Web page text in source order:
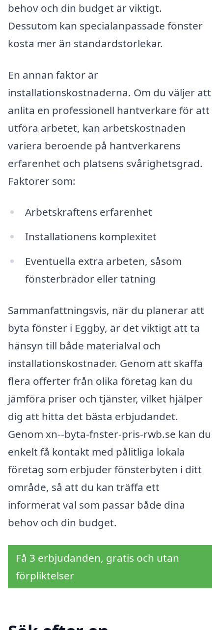
behov och din budget är viktigt.
Dessutom kan specialanpassade fönster
kosta mer än standardstorlekar.
En annan faktor är
installationskostnaderna. Om du väljer att
anlita en professionell hantverkare för att
utföra arbetet, kan arbetskostnaden
variera beroende på hantverkarens
erfarenhet och platsens svårighetsgrad.
Faktorer som:
Arbetskraftens erfarenhet
Installationens komplexitet
Eventuella extra arbeten, såsom
fönsterbrädor eller tätning
Sammanfattningsvis, när du planerar att
byta fönster i Eggby, är det viktigt att ta
hänsyn till både materialval och
installationskostnader. Genom att skaffa
flera offerter från olika företag kan du
jämföra priser och tjänster, vilket hjälper
dig att hitta det bästa erbjudandet.
Genom xn--byta-fnster-pris-rwb.se kan du
enkelt få kontakt med pålitliga lokala
företag som erbjuder fönsterbyten i ditt
område, så att du kan träffa ett
informerat val som passar både dina
behov och din budget.
Få 3 erbjudanden, gratis och utan
förpliktelser